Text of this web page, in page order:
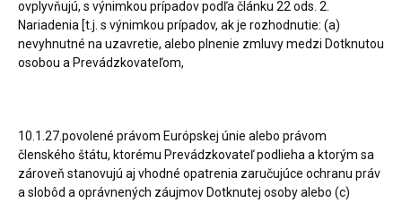
ovplyvňujú, s výnimkou prípadov podľa článku 22 ods. 2.
Nariadenia [t.j. s výnimkou prípadov, ak je rozhodnutie: (a)
nevyhnutné na uzavretie, alebo plnenie zmluvy medzi Dotknutou
osobou a Prevádzkovateľom,
10.1.27.povolené právom Európskej únie alebo právom
členského štátu, ktorému Prevádzkovateľ podlieha a ktorým sa
zároveň stanovujú aj vhodné opatrenia zaručujúce ochranu práv
a slobôd a oprávnených záujmov Dotknutej osoby alebo (c)